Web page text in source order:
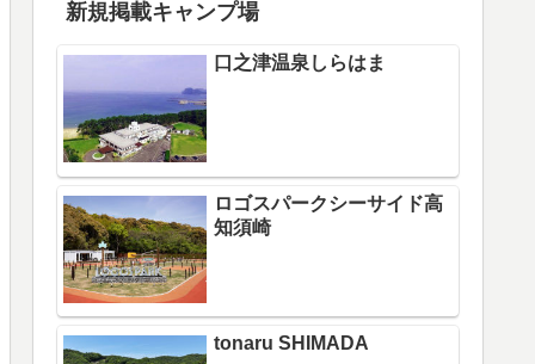
新規掲載キャンプ場
口之津温泉しらはま
ロゴスパークシーサイド高
知須崎
tonaru SHIMADA